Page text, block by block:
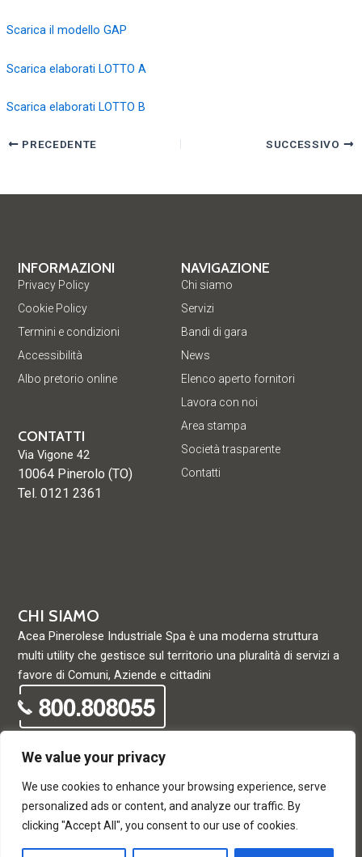
We value your privacy
We use cookies to enhance your browsing experience, serve
personalized ads or content, and analyze our traffic. By
clicking "Accept All", you consent to our use of cookies.
Scarica il modello GAP
Scarica elaborati LOTTO A
Scarica elaborati LOTTO B
PRECEDENTE SUCCESSIVO
CHI SIAMO
Acea Pinerolese Industriale Spa è una moderna struttura
multi utility che gestisce sul territorio una pluralità di servizi a
favore di Comuni, Aziende e cittadini
NAVIGAZIONE
Chi siamo
Servizi
Bandi di gara
News
Elenco aperto fornitori
Lavora con noi
Area stampa
Società trasparente
Contatti
INFORMAZIONI
Privacy Policy
Cookie Policy
Termini e condizioni
Accessibilità
Albo pretorio online
CONTATTI
Via Vigone 42
10064 Pinerolo (TO)
Tel. 0121 2361
© Acea Pinerolese Industriale S.p.a. – Tutti i diritti riservati. Via
Vigone 42 - 10064 Pinerolo - P. Iva e Registro delle imprese di
Torino 05059960012 - Capitale Sociale
33.915.698,68 REA di Torino: 680448